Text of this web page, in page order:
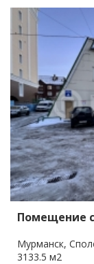
Помещение
Мурманск,
3133.5 м2